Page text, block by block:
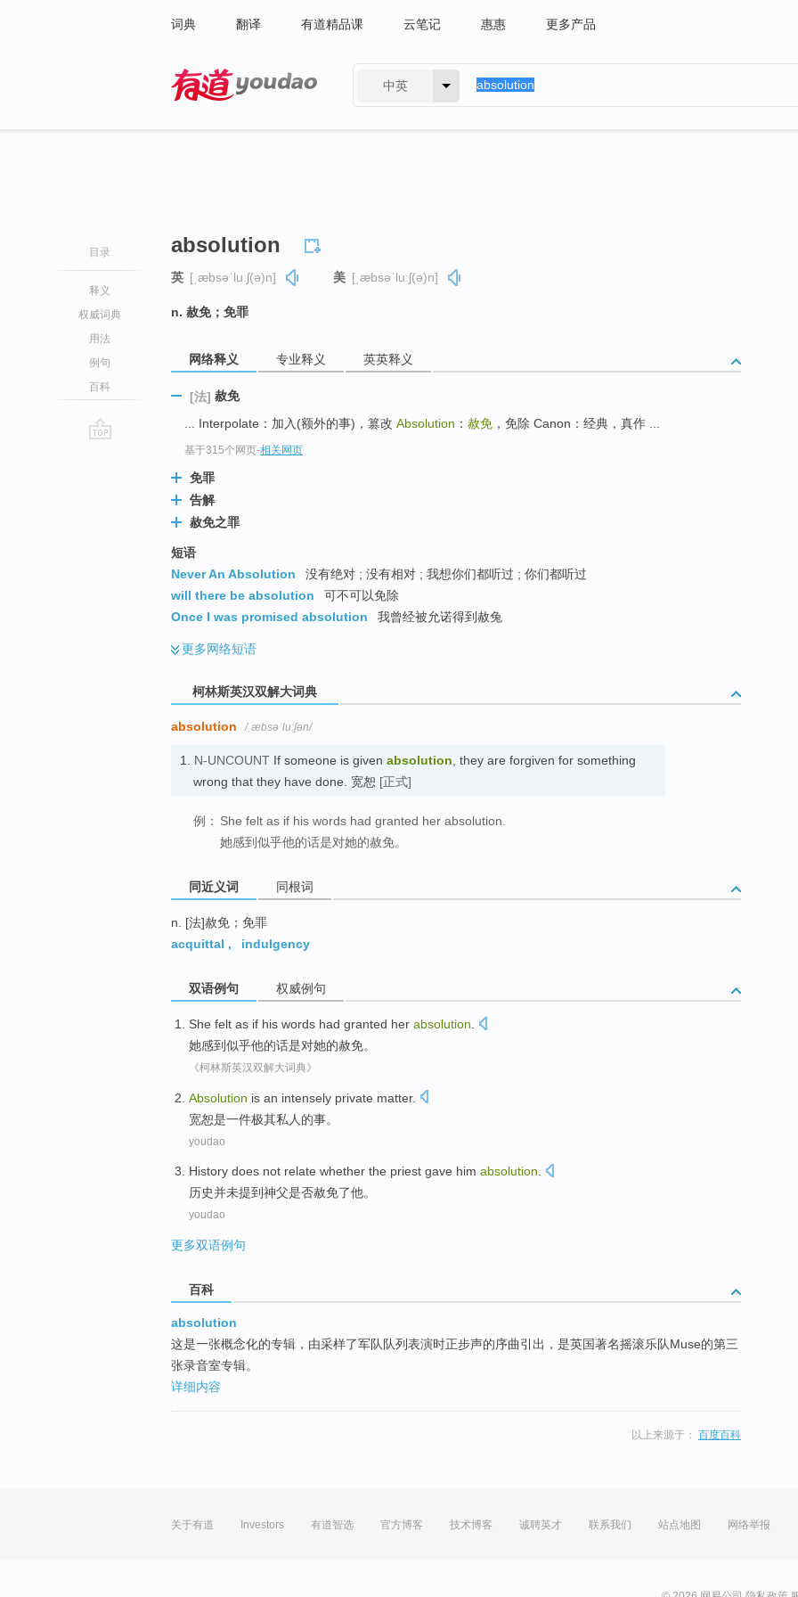
词典 翻译 有道精品课 云笔记 惠惠 更多产品
中英
目录
释义
权威词典
用法
例句
百科
absolution
英 [ˌæbsəˈluːʃ(ə)n] 美 [ˌæbsəˈluːʃ(ə)n]
n. 赦免；免罪
网络释义 专业释义 英英释义
[法] 赦免
... Interpolate：加入(额外的事)，篡改 Absolution ： 赦免 ，免除 Canon：经典，真作 ...
基于315个网页-相关网页
免罪
告解
赦免之罪
短语
Never An Absolution
没有绝对 ; 没有相对 ; 我想你们都听过 ; 你们都听过
will there be absolution
可不可以免除
Once I was promised absolution
我曾经被允诺得到赦兔
更多网络短语
柯林斯英汉双解大词典
absolution /ˌæbsəˈluːʃən/
1. N-UNCOUNT If someone is given absolution , they are forgiven for something
wrong that they have done. 宽恕 [正式]
例： She felt as if his words had granted her absolution.
她感到似乎他的话是对她的赦免。
同近义词 同根词
n. [法]赦免；免罪
acquittal , indulgency
双语例句 权威例句
She felt as if his words had granted her absolution
她感到似乎他的话是对她的赦免。
《柯林斯英汉双解大词典》
Absolution is an intensely private matter.
宽恕是一件极其私人 的事。
youdao
History does not relate whether the priest gave him absolution.
历史并未提到神父是否赦免了他。
youdao
更多双语例句
百科
absolution
这是一张概念化的专辑，由采样了军队队列表演时正步声的序曲引出，是英国著名摇滚乐队Muse的第三
张录音室专辑。
详细内容
以上来源于： 百度百科
关于有道 Investors 有道智选 官方博客 技术博客 诚聘英才 联系我们 站点地图 网络举报